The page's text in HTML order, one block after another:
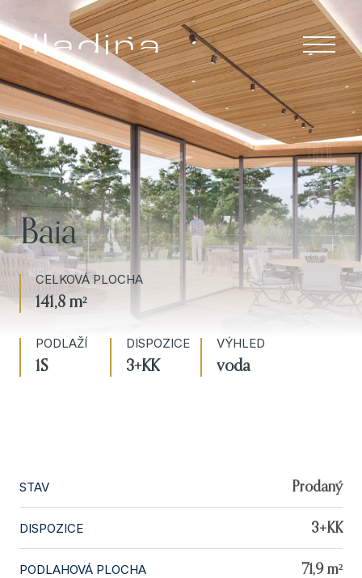
Menu
ÚVOD
RESORT A
SLUŽBY
LOKALITA
O NÁS
KONTAKT
Baia
CELKOVÁ PLOCHA
141,8 m²
PODLAŽÍ
1S
DISPOZICE
3+KK
VÝHLED
voda
STAV Prodaný
DISPOZICE 3+KK
PODLAHOVÁ PLOCHA 71,9 m²